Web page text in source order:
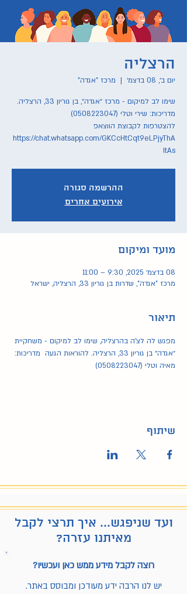
הרצליה
יום ב׳, 08 בדצמ׳
  |
מרכז "אגדה"
להצטרפות לקבוצת הווצאפ
https://chat.whatsapp.com/GKCcHtCqt9eLPjyThA
ItAs
ההרשמה סגורה
אירועים אחרים
מועד ומיקום
08 בדצמ׳ 2025, 9:30 – 11:00
מרכז "אגדה", שדרות בן גוריון 33, הרצליה, ישראל
תיאור
מפגש לה לצ'ה בהרצליה, שימו לב למיקום - משחקיית
״אגדה״ בן גוריון 33, הרצליה. להוראות הגעה  מדריכות:
מאיה וטלי (0508223047)
שיתוף
ועד שניפגש... איך תרצי לקבל
מאיתנו עזרה?
רוצה לקבל מידע ממש כאן ועכשיו?
יש לנו הרבה ידע מעודכן ומבוסס באתר.